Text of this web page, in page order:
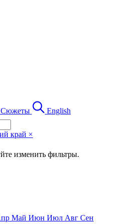
Сюжеты English
край ×
изменить фильтры.
Май Июн Июл Авг Сен